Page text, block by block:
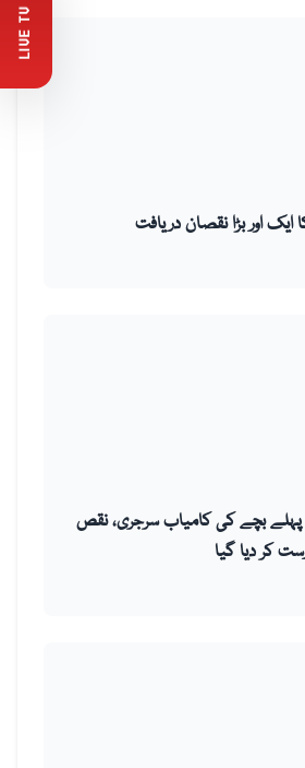
LIVE TV
ایک اور بڑا نقصان دریافت
پہلے بچے کی کامیاب سرجری، نقص
کر دیا گیا